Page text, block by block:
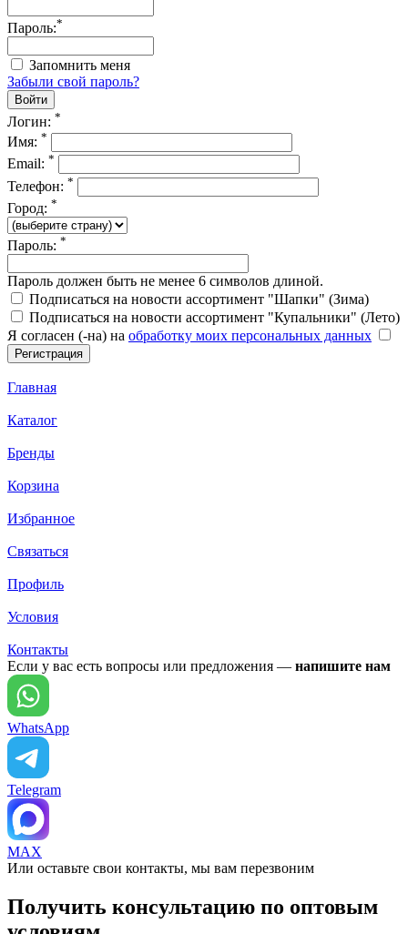
Пароль:*
Запомнить меня
Забыли свой пароль?
Логин: *
Имя: *
Email: *
Телефон: *
Город: *
Пароль: *
Пароль должен быть не менее 6 символов длиной.
Подписаться на новости ассортимент "Шапки" (Зима)
Подписаться на новости ассортимент "Купальники" (Лето)
Я согласен (-на) на обработку моих персональных данных
Главная
Каталог
Бренды
Корзина
Избранное
Связаться
Профиль
Условия
Контакты
Если у вас есть вопросы или предложения — напишите нам
WhatsApp
Telegram
MAX
Или оставьте свои контакты, мы вам перезвоним
Получить консультацию по оптовым